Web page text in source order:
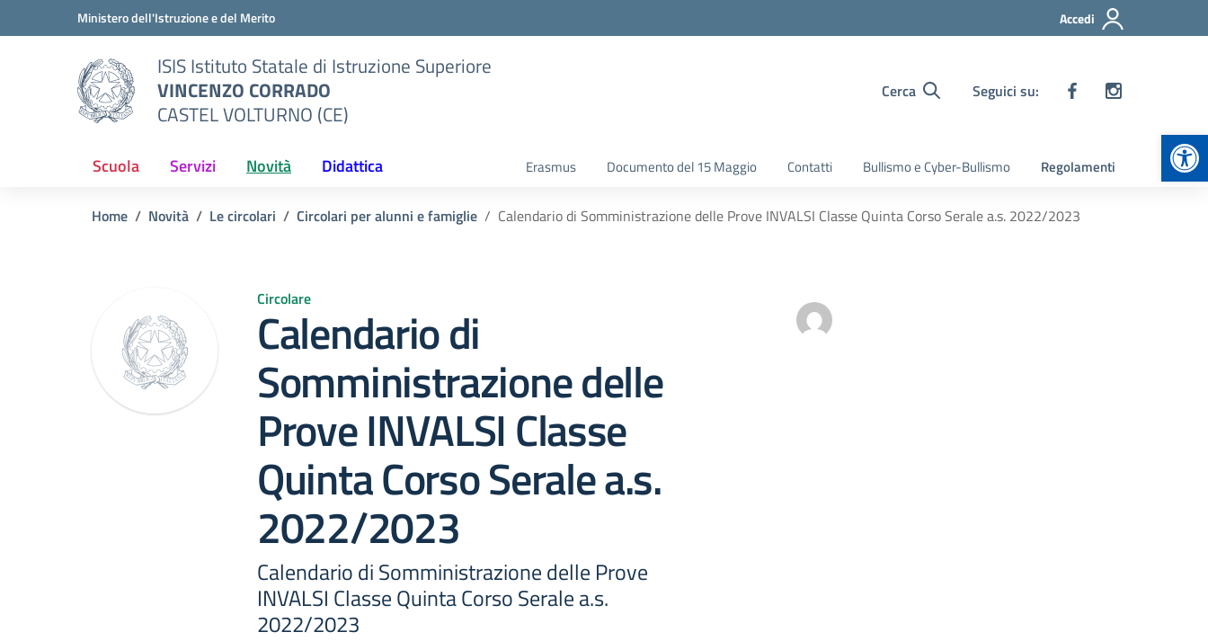
Vai ai contenuti
Vai al menu di navigazioneMinistero dell'Istruzione e del Merito Accedi
ISIS Istituto Statale di Istruzione Superiore
VINCENZO CORRADO
CASTEL VOLTURNO (CE)
Cerca Seguici su:
Scuola Servizi Novità Didattica Erasmus Documento del 15 Maggio Contatti Bullismo e Cyber-Bullismo Regolamenti
Home Novità Le circolari Circolari per alunni e famiglie Calendario di Somministrazione delle Prove INVALSI Classe Quinta Corso Serale a.s. 2022/2023
Circolare
Calendario di
Somministrazione delle
Prove INVALSI Classe
Quinta Corso Serale a.s.
2022/2023
Calendario di Somministrazione delle Prove
INVALSI Classe Quinta Corso Serale a.s.
2022/2023